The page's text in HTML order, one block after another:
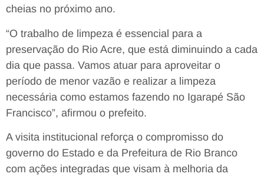
cheias no próximo ano.
“O trabalho de limpeza é essencial para a
preservação do Rio Acre, que está diminuindo a cada
dia que passa. Vamos atuar para aproveitar o
período de menor vazão e realizar a limpeza
necessária como estamos fazendo no Igarapé São
Francisco”, afirmou o prefeito.
A visita institucional reforça o compromisso do
governo do Estado e da Prefeitura de Rio Branco
com ações integradas que visam à melhoria da